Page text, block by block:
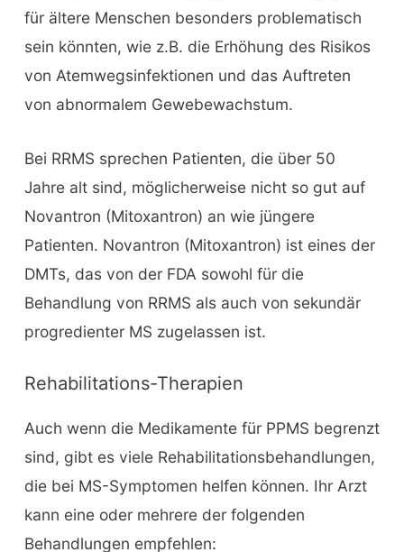
für ältere Menschen besonders problematisch
sein könnten, wie z.B. die Erhöhung des Risikos
von Atemwegsinfektionen und das Auftreten
von abnormalem Gewebewachstum.
Bei RRMS sprechen Patienten, die über 50
Jahre alt sind, möglicherweise nicht so gut auf
Novantron (Mitoxantron) an wie jüngere
Patienten. Novantron (Mitoxantron) ist eines der
DMTs, das von der FDA sowohl für die
Behandlung von RRMS als auch von sekundär
progredienter MS zugelassen ist.
Rehabilitations-Therapien
Auch wenn die Medikamente für PPMS begrenzt
sind, gibt es viele Rehabilitationsbehandlungen,
die bei MS-Symptomen helfen können. Ihr Arzt
kann eine oder mehrere der folgenden
Behandlungen empfehlen: